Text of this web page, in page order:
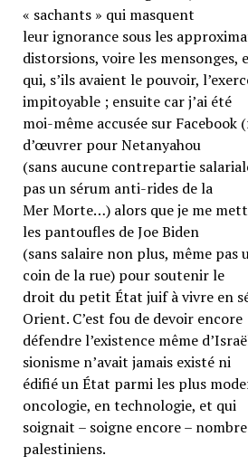
« sachants » qui masquent
leur ignorance sous les
distorsions, voire les mensonges,
qui, s’ils avaient le pouvoir,
impitoyable ; ensuite car j’ai été
moi-même accusée sur Facebook
d’œuvrer pour Netanyahou
(sans aucune contrepartie
pas un sérum anti-rides de la
Mer Morte…) alors que je me
les pantoufles de Joe Biden
(sans salaire non plus, même pas
coin de la rue) pour soutenir le
droit du petit État juif à vivre en
Orient. C’est fou de devoir encore
défendre l’existence même
sionisme n’avait jamais existé ni
édifié un État parmi les plus
oncologie, en technologie, et qui
soignait – soigne encore –
palestiniens.